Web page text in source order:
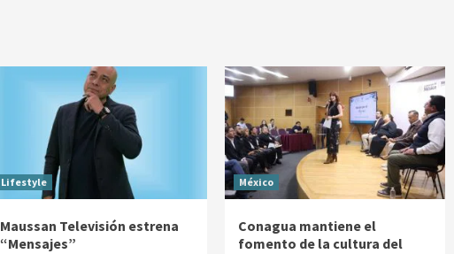
Lifestyle
Maussan Televisión estrena
“Mensajes”
México
Conagua mantiene el
fomento de la cultura del